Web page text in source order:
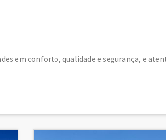
em conforto, qualidade e segurança, e